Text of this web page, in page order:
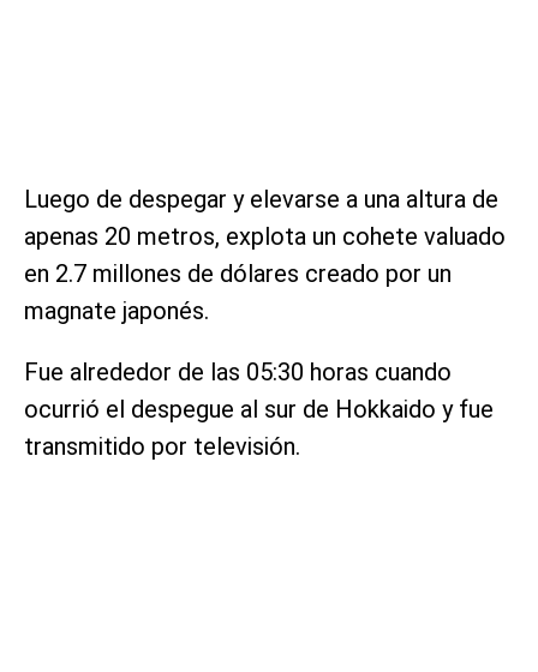
Luego de despegar y elevarse a una altura de
apenas 20 metros, explota un cohete valuado
en 2.7 millones de dólares creado por un
magnate japonés.
Fue alrededor de las 05:30 horas cuando
ocurrió el despegue al sur de Hokkaido y fue
transmitido por televisión.